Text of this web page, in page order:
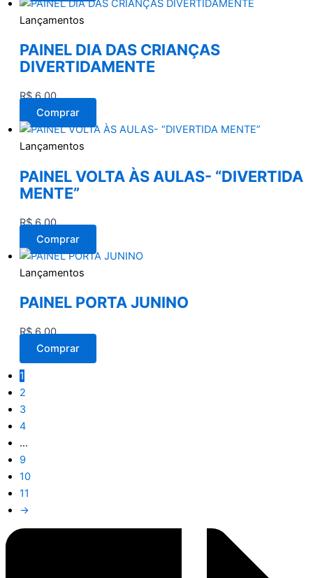
Lançamentos
PAINEL DIA DAS CRIANÇAS
DIVERTIDAMENTE
R$6,00
Comprar
Lançamentos
PAINEL VOLTA ÀS AULAS- “DIVERTIDA
MENTE”
R$6,00
Comprar
Lançamentos
PAINEL PORTA JUNINO
R$6,00
Comprar
1
2
3
4
…
9
10
11
→